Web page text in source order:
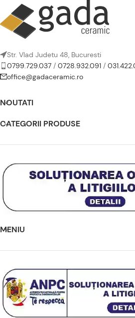
Str. Vlad Judetu 48, Bucuresti
0799.729.037 / 0728.932.091 /
office@gadaceramic.ro
NOUTATI
CATEGORII PRODUSE
MENIU